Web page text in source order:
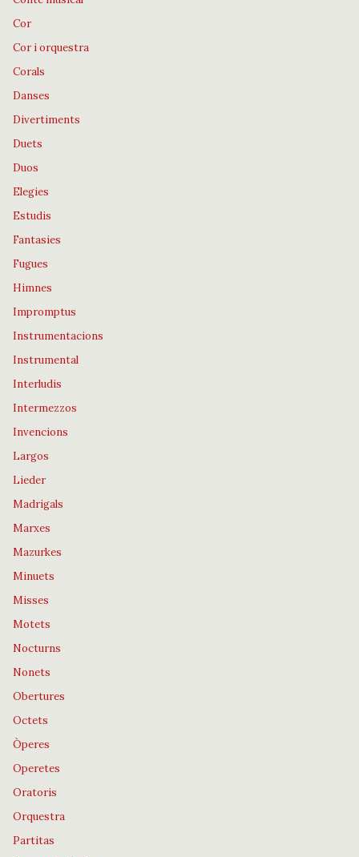
Cor
Cor i orquestra
Corals
Danses
Divertiments
Duets
Duos
Elegies
Estudis
Fantasies
Fugues
Himnes
Impromptus
Instrumentacions
Instrumental
Interludis
Intermezzos
Invencions
Largos
Lieder
Madrigals
Marxes
Mazurkes
Minuets
Misses
Motets
Nocturns
Nonets
Obertures
Octets
Òperes
Operetes
Oratoris
Orquestra
Partitas